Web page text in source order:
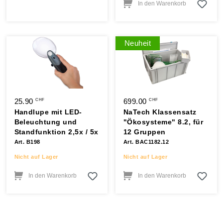
In den Warenkorb
25.90CHF
Handlupe mit LED-
Beleuchtung und
Standfunktion 2,5x / 5x
Art. B198
Nicht auf Lager
In den Warenkorb
Neuheit
699.00CHF
NaTech Klassensatz
"Ökosysteme" 8.2, für
12 Gruppen
Art. BAC1182.12
Nicht auf Lager
In den Warenkorb